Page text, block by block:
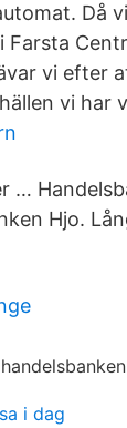
Då
Farsta
vi efter
vi har
…
Hjo.
i dag